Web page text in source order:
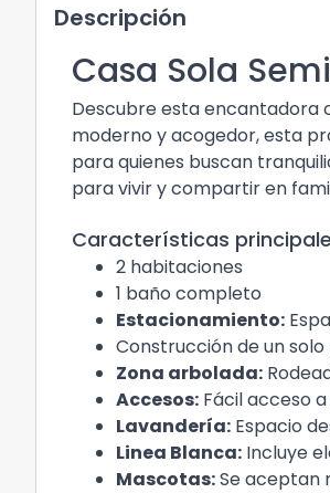
Descripción
Casa Sola
Descubre esta encantadora
moderno y acogedor, esta
para quienes buscan
para vivir y compartir en
Características
2 habitaciones
1 baño completo
Estacionamiento:
Construcción de un
Zona arbolada:
Accesos: Fácil acceso
Lavandería: Espacio
Linea Blanca: Incluye
Mascotas:Se aceptan